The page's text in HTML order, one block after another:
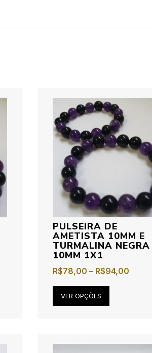
PULSEIRA DE
AMETISTA 10MM E
TURMALINA NEGRA
10MM 1X1
R$78,00 – R$94,00
VER OPÇÕES